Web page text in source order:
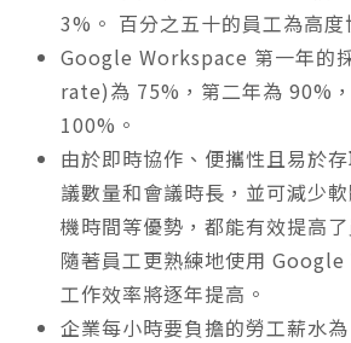
3%。 百分之五十的員工為高度
Google Workspace 第一年的
rate)為 75%，第二年為 90%
100%。
由於即時協作、便攜性且易於
議數量和會議時長，並可減少
機時間等優勢，都能有效提高
隨著員工更熟練地使用 Google
工作效率將逐年提高。
企業每小時要負擔的勞工薪水